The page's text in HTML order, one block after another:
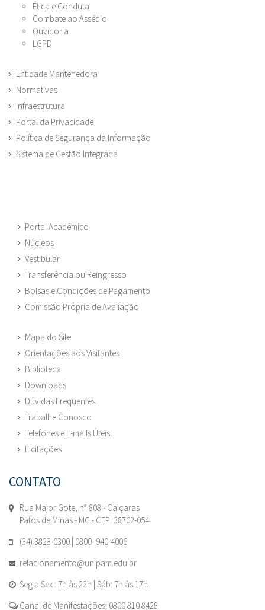
Ética e Conduta
Combate ao Assédio
Ouvidoria
LGPD
Entidade Mantenedora
Normativas
Infraestrutura
Portal da Privacidade
Política de Segurança da Informação
Sistema de Gestão Integrada
Portal Acadêmico
Núcleos
Vestibular
Transferência ou Reingresso
Bolsas e Condições de Pagamento
Comissão Própria de Avaliação
Mapa do Site
Orientações aos Visitantes
Biblioteca
Downloads
Dúvidas Frequentes
Trabalhe Conosco
Telefones e E-mails Úteis
Licitações
CONTATO
Rua Major Gote, n° 808 - Caiçaras
Patos de Minas - MG - CEP: 38702-054.
(34) 3823-0300 | 0800- 940-4006
relacionamento@unipam.edu.br
Seg a Sex : 7h às 22h | Sáb: 7h às 17h
Canal de Manifestações: 0800 810 8428